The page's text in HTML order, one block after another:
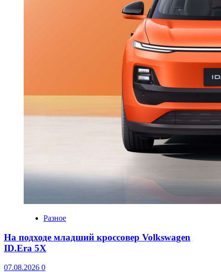
Разное
На подходе младший кроссовер Volkswagen
ID.Era 5X
07.08.2026 0